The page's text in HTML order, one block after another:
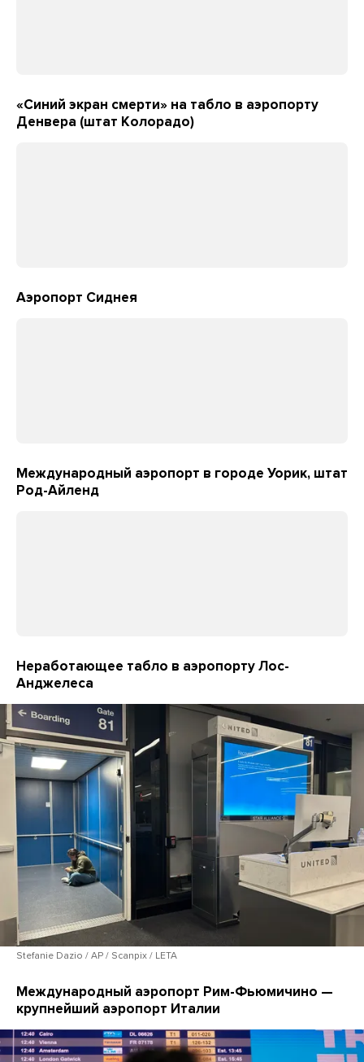
«Синий экран смерти» на табло в аэропорту
Денвера (штат Колорадо)
Аэропорт Сиднея
Международный аэропорт в городе Уорик, штат
Род-Айленд
Неработающее табло в аэропорту Лос-
Анджелеса
Stefanie Dazio / AP / Scanpix / LETA
Международный аэропорт Рим-Фьюмичино —
крупнейший аэропорт Италии